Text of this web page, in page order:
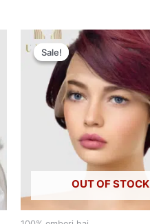
Sale!
OUT OF STOCK
Sale!
Original
price
was:
Ft94.900.
Current
price
is:
Ft57.900.